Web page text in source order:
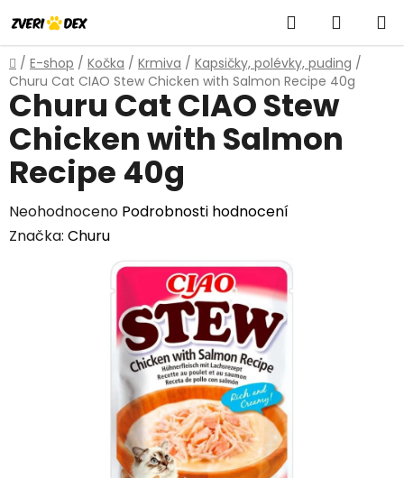
na
obsah
Hledat
KOŠÍK
Domů
/ E-shop / Kočka / Krmiva / Kapsičky, polévky, puding /
Churu Cat CIAO Stew Chicken with Salmon Recipe 40g
Churu Cat CIAO Stew
Chicken with Salmon
Recipe 40g
Průměrné
hodnocení
Neohodnoceno Podrobnosti hodnocení
Značka: Churu